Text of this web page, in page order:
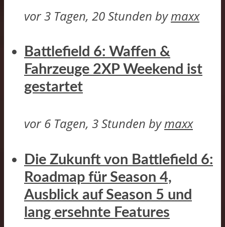
vor 3 Tagen, 20 Stunden bymaxx
Battlefield 6: Waffen &
Fahrzeuge 2XP Weekend ist
gestartet
vor 6 Tagen, 3 Stunden bymaxx
Die Zukunft von Battlefield 6:
Roadmap für Season 4,
Ausblick auf Season 5 und
lang ersehnte Features